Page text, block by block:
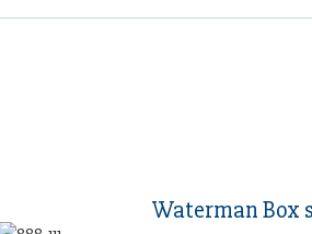
Waterman Box